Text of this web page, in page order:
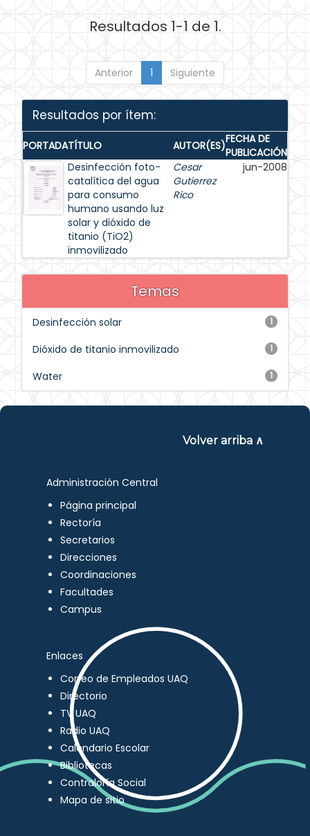
Resultados 1-1 de 1.
Anterior 1 Siguiente
Resultados por ítem:
PORTADATÍTULO AUTOR(ES)FECHA DE
PUBLICACIÓN
Desinfección foto-
catalítica del agua
para consumo
humano usando luz
solar y dióxido de
titanio (TiO2)
inmovilizado
Cesar
Gutierrez
Rico
jun-2008
Temas
1
Desinfección solar
1
Dióxido de titanio inmovilizado
1
Water
Volver arriba ∧
Administración Central
Página principal
Rectoría
Secretarios
Direcciones
Coordinaciones
Facultades
Campus
Enlaces
Correo de Empleados UAQ
Directorio
TV UAQ
Radio UAQ
Calendario Escolar
Bibliotecas
Contraloría Social
Mapa de sitio